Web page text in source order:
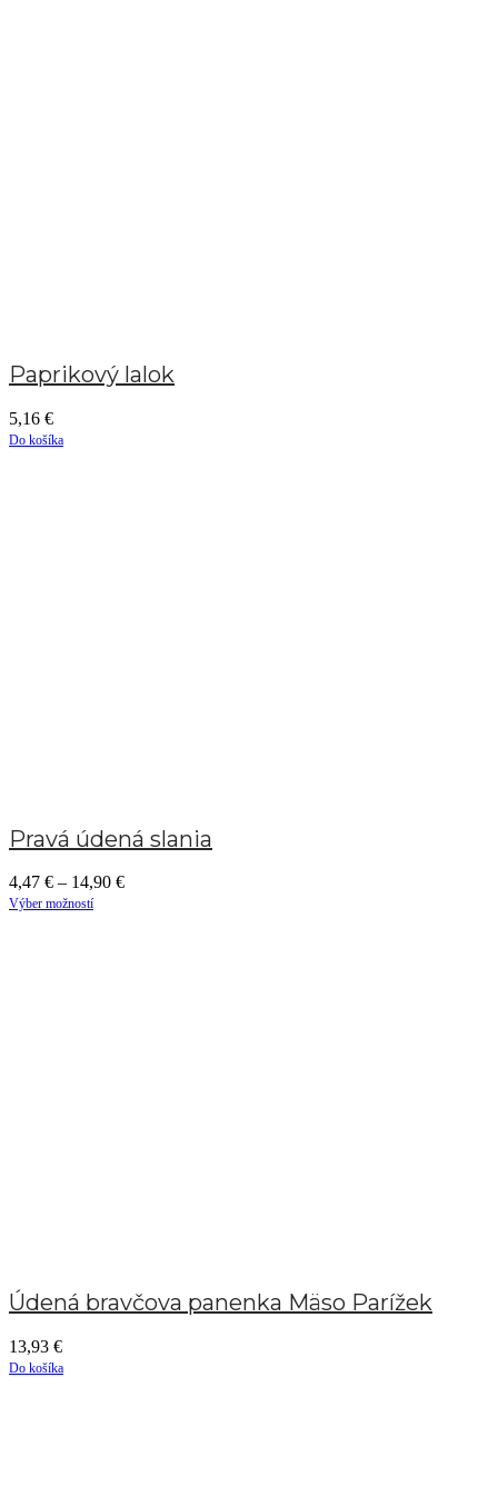
Paprikový lalok
5,16 €
Do košíka
Pravá údená slania
4,47 € – 14,90 €
Výber možností
Údená bravčova panenka Mäso Parížek
13,93 €
Do košíka